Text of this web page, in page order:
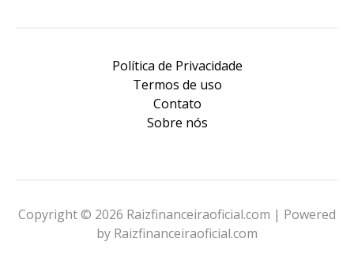
Política de Privacidade
Termos de uso
Contato
Sobre nós
Copyright © 2026 Raizfinanceiraoficial.com | Powered
by Raizfinanceiraoficial.com